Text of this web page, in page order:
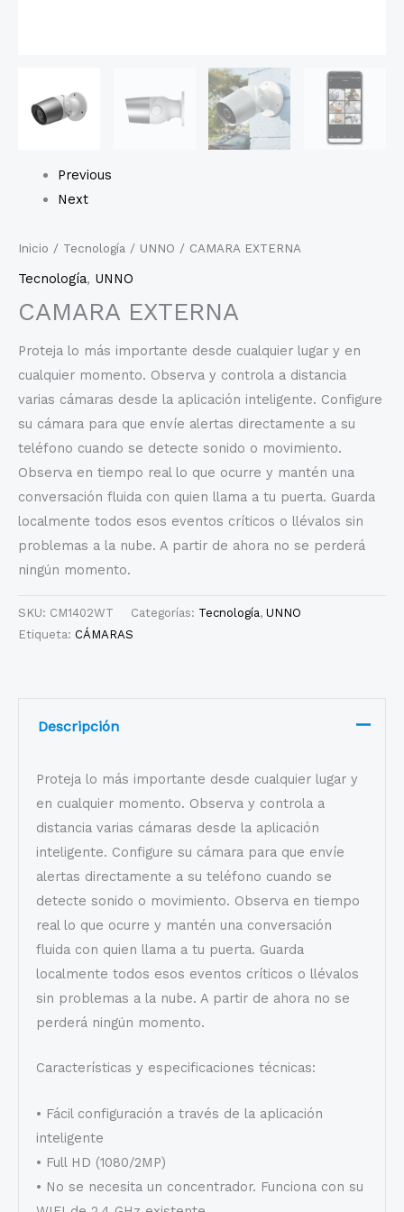
Previous
Next
Inicio / Tecnología / UNNO / CAMARA EXTERNA
Tecnología, UNNO
CAMARA EXTERNA
Proteja lo más importante desde cualquier lugar y en
cualquier momento. Observa y controla a distancia
varias cámaras desde la aplicación inteligente. Configure
su cámara para que envíe alertas directamente a su
teléfono cuando se detecte sonido o movimiento.
Observa en tiempo real lo que ocurre y mantén una
conversación fluida con quien llama a tu puerta. Guarda
localmente todos esos eventos críticos o llévalos sin
problemas a la nube. A partir de ahora no se perderá
ningún momento.
SKU: CM1402WT Categorías: Tecnología, UNNO
Etiqueta: CÁMARAS
Descripción
Proteja lo más importante desde cualquier lugar y
en cualquier momento. Observa y controla a
distancia varias cámaras desde la aplicación
inteligente. Configure su cámara para que envíe
alertas directamente a su teléfono cuando se
detecte sonido o movimiento. Observa en tiempo
real lo que ocurre y mantén una conversación
fluida con quien llama a tu puerta. Guarda
localmente todos esos eventos críticos o llévalos
sin problemas a la nube. A partir de ahora no se
perderá ningún momento.
Características y especificaciones técnicas:
• Fácil configuración a través de la aplicación
inteligente
• Full HD (1080/2MP)
• No se necesita un concentrador. Funciona con su